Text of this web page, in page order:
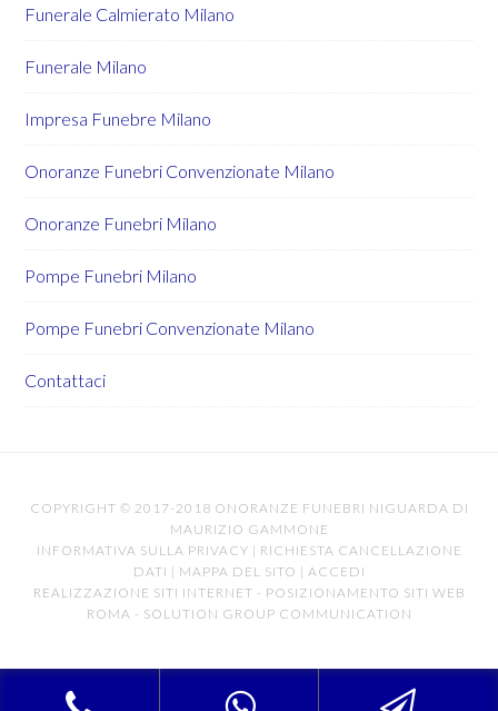
Funerale Calmierato Milano
Funerale Milano
Impresa Funebre Milano
Onoranze Funebri Convenzionate Milano
Onoranze Funebri Milano
Pompe Funebri Milano
Pompe Funebri Convenzionate Milano
Contattaci
COPYRIGHT © 2017-2018 ONORANZE FUNEBRI NIGUARDA DI
MAURIZIO GAMMONE
INFORMATIVA SULLA PRIVACY | RICHIESTA CANCELLAZIONE
DATI | MAPPA DEL SITO | ACCEDI
REALIZZAZIONE SITI INTERNET - POSIZIONAMENTO SITI WEB
ROMA - SOLUTION GROUP COMMUNICATION